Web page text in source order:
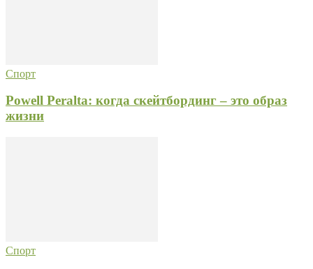
Спорт
Powell Peralta: когда скейтбординг – это образ
жизни
Спорт